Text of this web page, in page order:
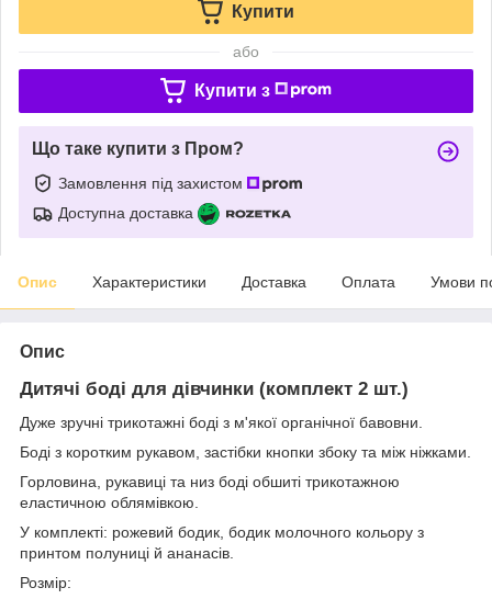
Купити
або
Купити з
Що таке купити з Пром?
Замовлення під захистом
Доступна доставка
Опис Характеристики Доставка Оплата Умови
Опис
Дитячі боді для дівчинки (комплект 2 шт.)
Дуже зручні трикотажні боді з м'якої органічної бавовни.
Боді з коротким рукавом, застібки кнопки збоку та між ніжками.
Горловина, рукавиці та низ боді обшиті трикотажною
еластичною облямівкою.
У комплекті: рожевий бодик, бодик молочного кольору з
принтом полуниці й ананасів.
Розмір: